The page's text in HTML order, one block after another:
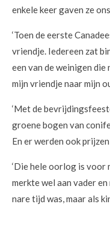
enkele keer gaven ze
‘Toen de eerste
vriendje. Iedereen zat
een van de weinigen
mijn vriendje naar mijn
‘Met de
groene bogen van
En er werden ook
‘Die hele oorlog is voor
merkte wel aan vader
nare tijd was, maar als